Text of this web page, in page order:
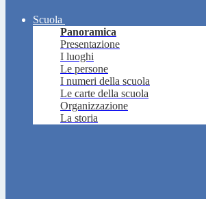
Scuola
Panoramica
Presentazione
I luoghi
Le persone
I numeri della scuola
Le carte della scuola
Organizzazione
La storia